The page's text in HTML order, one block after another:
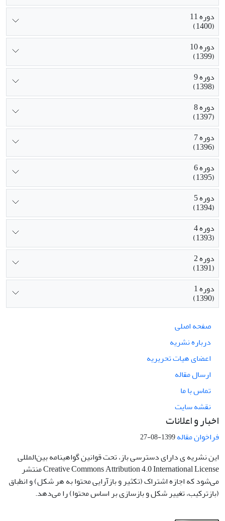
دوره 11
(1400)
دوره 10
(1399)
دوره 9
(1398)
دوره 8
(1397)
دوره 7
(1396)
دوره 6
(1395)
دوره 5
(1394)
دوره 4
(1393)
دوره 2
(1391)
دوره 1
(1390)
صفحه اصلی
درباره نشریه
اعضای هیات تحریریه
ارسال مقاله
تماس با ما
نقشه سایت
اخبار و اعلانات
فراخوان مقاله1399-08-27
این نشریه ی دارای دسترسی باز، تحت قوانین گواهینامه بین‌المللی
Creative Commons Attribution 4.0 International License منتشر
می‌شود که اجازه اشتراک (تکثیر و بازآرایی محتوا به هر شکل) و انطباق
(بازترکیب، تغییر شکل و بازسازی بر اساس محتوا) را می‌دهد.